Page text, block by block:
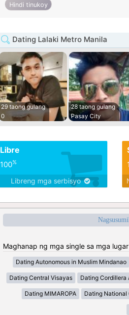
Hindi tinukoy
Dating Lalaki Metro Manila
29 taong gulang
0
28 taong gulang
Pasay City
Libre
100%
Libreng mga serbisyo
Maghanap ng mga single sa mga
Dating Autonomous in Muslim Mindanao
Dating Central Visayas Dating Cordillera
Dating MIMAROPA Dating National